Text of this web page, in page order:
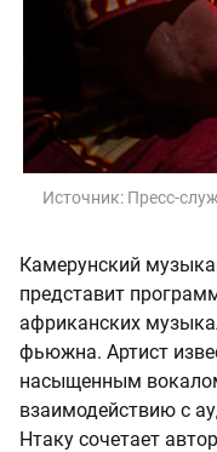
Источник: Пресс-
Камерунский
представит
африканских
фьюжна. Артист
насыщенным
взаимодействию с
Нтаку сочетает